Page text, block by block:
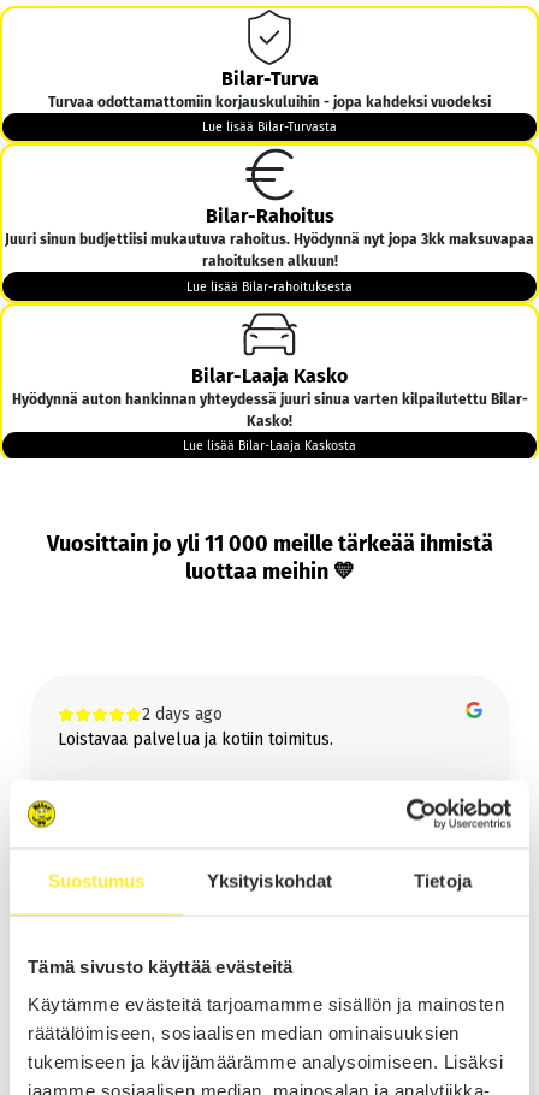
Suostumus Yksityiskohdat Tietoja
Tämä sivusto käyttää evästeitä
Käytämme evästeitä tarjoamamme sisällön ja mainosten
räätälöimiseen, sosiaalisen median ominaisuuksien
tukemiseen ja kävijämäärämme analysoimiseen. Lisäksi
jaamme sosiaalisen median, mainosalan ja analytiikka-
Bilar-Turva
Turvaa odottamattomiin korjauskuluihin - jopa kahdeksi vuodeksi
Lue lisää Bilar-Turvasta
Bilar-Rahoitus
Juuri sinun budjettiisi mukautuva rahoitus. Hyödynnä nyt jopa 3kk maksuvapaa
rahoituksen alkuun!
Lue lisää Bilar-rahoituksesta
Bilar-Laaja Kasko
Hyödynnä auton hankinnan yhteydessä juuri sinua varten kilpailutettu Bilar-
Kasko!
Lue lisää Bilar-Laaja Kaskosta
Bilar-Kotiintoimitus
Tarjoamme ilmaisen kotiintoimituksen kaikkiin yli 6000€ hintaisiin autoihin
koko Suomeen!
Vetokoukku jälkiasennettuna samaan pakettiin helposti ja vaivattomasti!
Lue lisää vetokoukusta
Vuosittain jo yli 11 000 meille tärkeää ihmistä
luottaa meihin 💛
2 days ago
Loistavaa palvelua ja kotiin toimitus.
Timo Lonkainen
Page
of
60